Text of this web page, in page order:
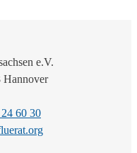
e.V.
Hannover
60 30